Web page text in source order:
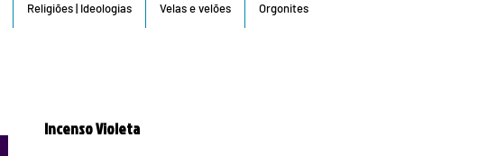
Religiões | Ideologias Velas e velões Orgonites
Incenso Violeta